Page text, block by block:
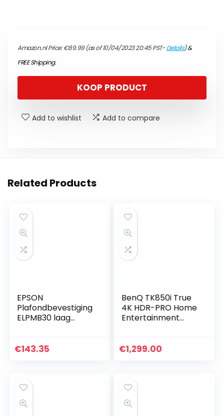
Amazon.nl Price:€89.99(as of 10/04/2023 20:45 PST-Details)&
FREE Shipping.
KOOP PRODUCT
Add to wishlist Add to compare
Related Products
EPSON
Plafondbevestiging
ELPMB30 laag
€143.35
BenQ TK850i True
4K HDR-PRO Home
Entertainment
Android TV, 3000
€1,299.00